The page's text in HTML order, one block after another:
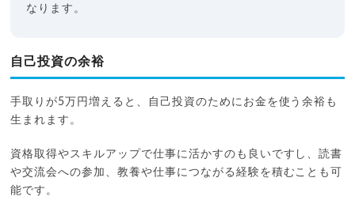
なります。
自己投資の余裕
手取りが5万円増えると、自己投資のためにお金を使う余裕も
生まれます。
資格取得やスキルアップで仕事に活かすのも良いですし、読書
や交流会への参加、教養や仕事につながる経験を積むことも可
能です。